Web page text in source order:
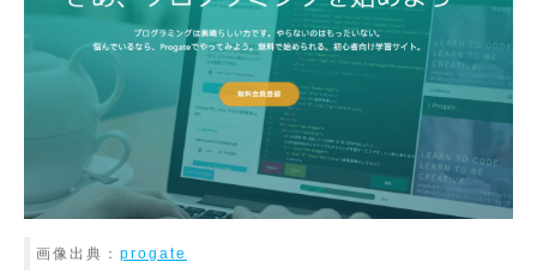
画像出典： progate